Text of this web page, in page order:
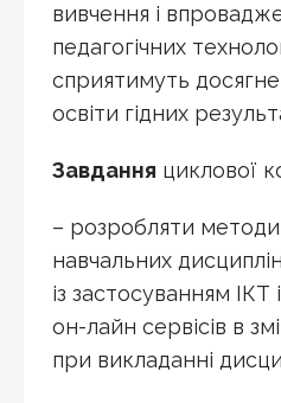
вивчення і
педагогічних
сприятимуть
освіти гідних
Завдання циклової
– розробляти
навчальних
із застосуванням ІКТ
он-лайн сервісів в
при викладанні